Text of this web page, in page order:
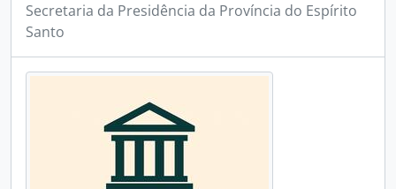
Secretaria da Presidência da Província do Espírito
Santo